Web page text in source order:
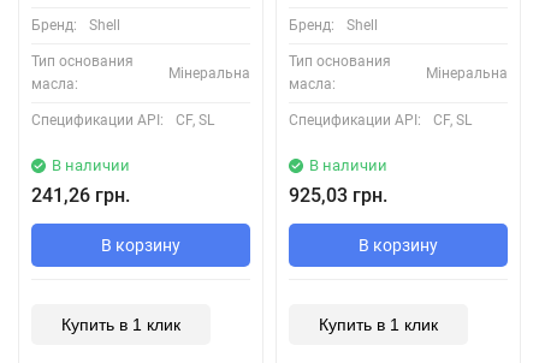
Бренд: Shell
Тип основания
масла:
Мінеральна
Спецификации API: CF, SL
В наличии
241,26 грн.
В корзину
Купить в 1 клик
Бренд: Shell
Тип основания
масла:
Мінеральна
Спецификации API: CF, SL
В наличии
925,03 грн.
В корзину
Купить в 1 клик